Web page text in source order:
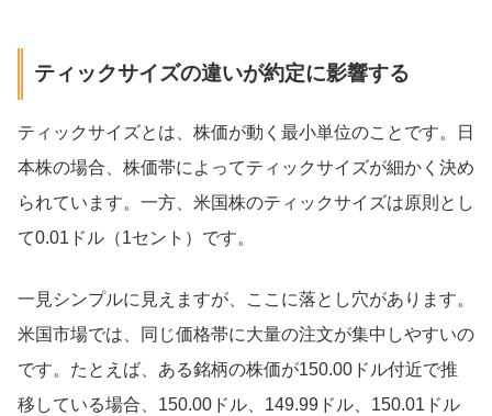
ティックサイズの違いが約定に影響する
ティックサイズとは、株価が動く最小単位のことです。日
本株の場合、株価帯によってティックサイズが細かく決め
られています。一方、米国株のティックサイズは原則とし
て0.01ドル（1セント）です。
一見シンプルに見えますが、ここに落とし穴があります。
米国市場では、同じ価格帯に大量の注文が集中しやすいの
です。たとえば、ある銘柄の株価が150.00ドル付近で推
移している場合、150.00ドル、149.99ドル、150.01ドル